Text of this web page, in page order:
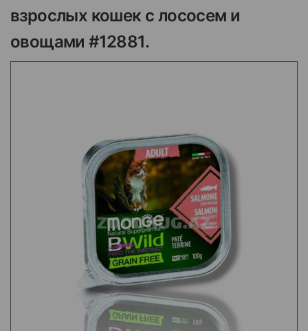
взрослых кошек с лососем и
овощами #12881.